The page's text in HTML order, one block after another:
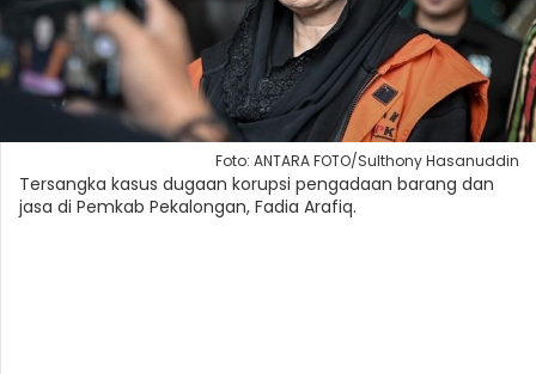
Foto: ANTARA FOTO/Sulthony Hasanuddin
Tersangka kasus dugaan korupsi pengadaan barang dan
jasa di Pemkab Pekalongan, Fadia Arafiq.